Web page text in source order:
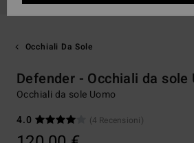
Occhiali Da Sole
Defender - Occhiali da sole
Occhiali da sole Uomo
4.0
(4 Recensioni)